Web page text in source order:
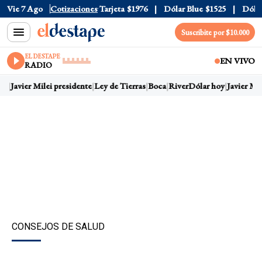
Vie 7 Ago Cotizaciones
$1520 Dólar Tarjeta $1976 Dólar Blue $1525 Dólar
Suscribite por $10.000
EL DESTAPE
RADIO EN VIVO
Javier Milei presidente Ley de Tierras Boca RiverDólar hoy Javier
CONSEJOS DE SALUD